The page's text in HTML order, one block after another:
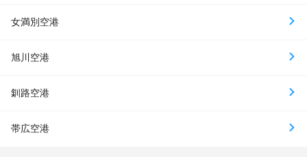
女満別空港
旭川空港
釧路空港
帯広空港